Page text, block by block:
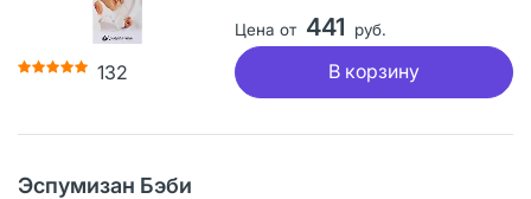
132
Цена от 441 руб.
В корзину
Эспумизан Бэби